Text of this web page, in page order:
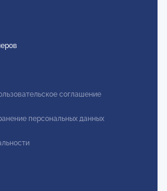
соглашение
персональных данных